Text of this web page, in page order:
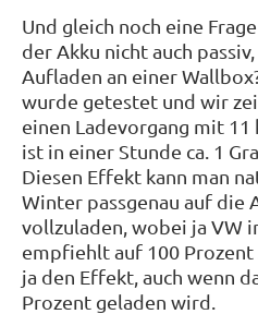
Und gleich noch eine
der Akku nicht auch
Aufladen an einer
wurde getestet und wir
einen Ladevorgang mit 11
ist in einer Stunde ca. 1
Diesen Effekt kann man
Winter passgenau auf die
vollzuladen, wobei ja VW
empfiehlt auf 100
ja den Effekt, auch wenn
Prozent geladen wird.